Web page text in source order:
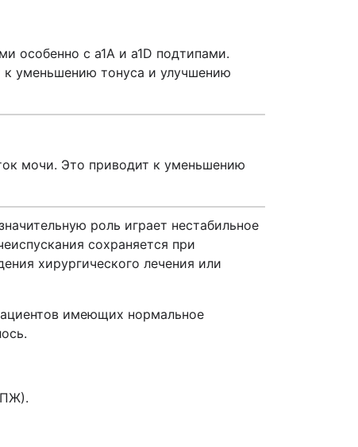
особенно с a1А и a1D подтипами.
к уменьшению тонуса и улучшению
мочи. Это приводит к уменьшению
роль играет нестабильное
сохраняется при
хирургического лечения или
имеющих нормальное